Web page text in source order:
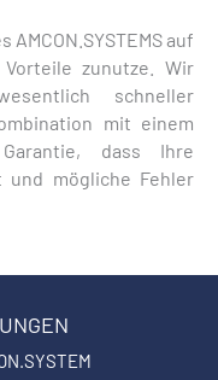
auf
zunutze. Wir
schneller
mit einem
dass Ihre
und mögliche Fehler